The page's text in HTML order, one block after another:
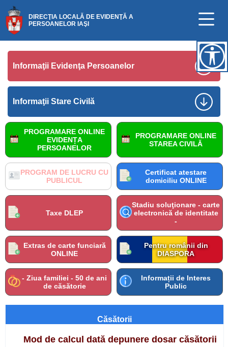
DIRECŢIA LOCALĂ DE EVIDENŢĂ A
PERSOANELOR IAŞI
Informaţii Evidenţa Persoanelor
Informaţii Stare Civilă
PROGRAM DE LUCRU CU
PUBLICUL
PROGRAMARE ONLINE
EVIDENȚA
PERSOANELOR
PROGRAMARE ONLINE
STAREA CIVILĂ
Certificat atestare
domiciliu ONLINE
Taxe DLEP
Stadiu soluţionare - carte
electronică de identitate
-
Extras de carte funciară
ONLINE
Pentru românii din
DIASPORA
- Ziua familiei - 50 de ani
de căsătorie
Informații de Interes
Public
Căsătorii
Mod de calcul dată depunere dosar căsătorii